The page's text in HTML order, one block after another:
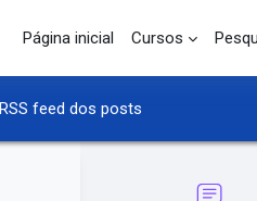
Página inicial
Cursos
RSS feed dos posts
Compartilhando Saberes e Experiências.